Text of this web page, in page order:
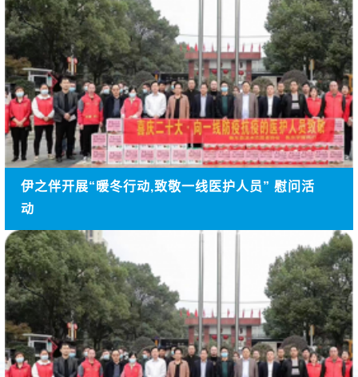
伊之伴开展“暖冬行动,致敬一线医护人员” 慰问活
动